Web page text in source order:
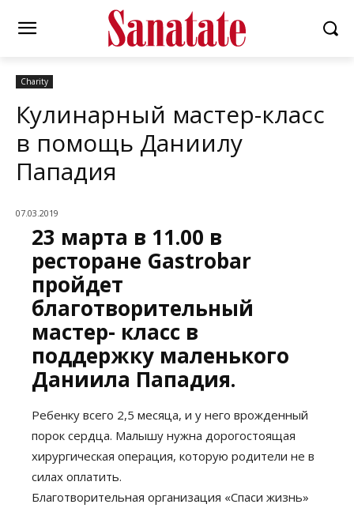
Charity
Кулинарный мастер-класс
в помощь Даниилу
Пападия
07.03.2019
23 марта в 11.00 в
ресторане Gastrobar
пройдет
благотворительный
мастер- класс в
поддержку маленького
Даниила Пападия.
Ребенку всего 2,5 месяца, и у него врожденный
порок сердца. Малышу нужна дорогостоящая
хирургическая операция, которую родители не в
силах оплатить.
Благотворительная организация «Спаси жизнь»